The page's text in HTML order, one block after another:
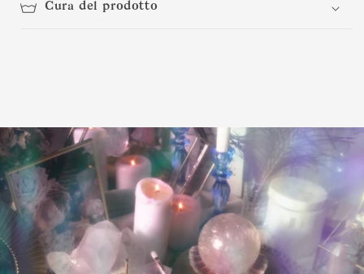
Cura del prodotto